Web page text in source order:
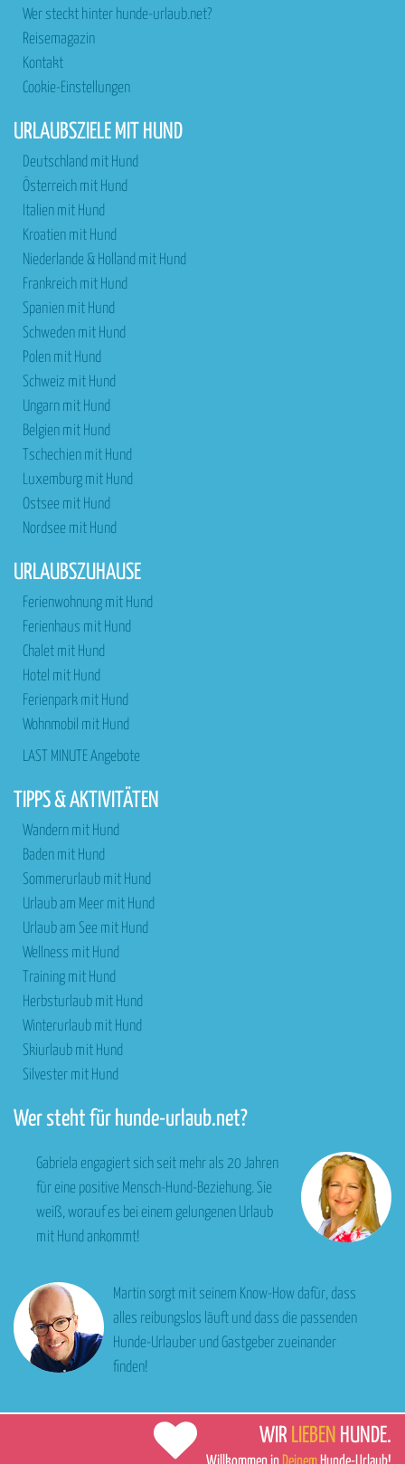
Wer steckt hinter hunde-urlaub.net?
Reisemagazin
Kontakt
Cookie-Einstellungen
URLAUBSZIELE MIT HUND
Deutschland mit Hund
Österreich mit Hund
Italien mit Hund
Kroatien mit Hund
Niederlande & Holland mit Hund
Frankreich mit Hund
Spanien mit Hund
Schweden mit Hund
Polen mit Hund
Schweiz mit Hund
Ungarn mit Hund
Belgien mit Hund
Tschechien mit Hund
Luxemburg mit Hund
Ostsee mit Hund
Nordsee mit Hund
URLAUBSZUHAUSE
Ferienwohnung mit Hund
Ferienhaus mit Hund
Chalet mit Hund
Hotel mit Hund
Ferienpark mit Hund
Wohnmobil mit Hund
LAST MINUTE Angebote
TIPPS & AKTIVITÄTEN
Wandern mit Hund
Baden mit Hund
Sommerurlaub mit Hund
Urlaub am Meer mit Hund
Urlaub am See mit Hund
Wellness mit Hund
Training mit Hund
Herbsturlaub mit Hund
Winterurlaub mit Hund
Skiurlaub mit Hund
Silvester mit Hund
Wer steht für hunde-urlaub.net?
Gabriela engagiert sich seit mehr als 20 Jahren
für eine positive Mensch-Hund-Beziehung. Sie
weiß, worauf es bei einem gelungenen Urlaub
mit Hund ankommt!
Martin sorgt mit seinem Know-How dafür, dass
alles reibungslos läuft und dass die passenden
Hunde-Urlauber und Gastgeber zueinander
finden!
WIR LIEBEN HUNDE.